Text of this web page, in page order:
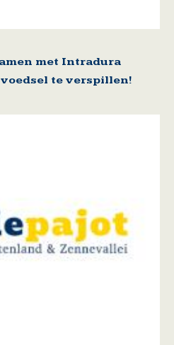
met Intradura
te verspillen!